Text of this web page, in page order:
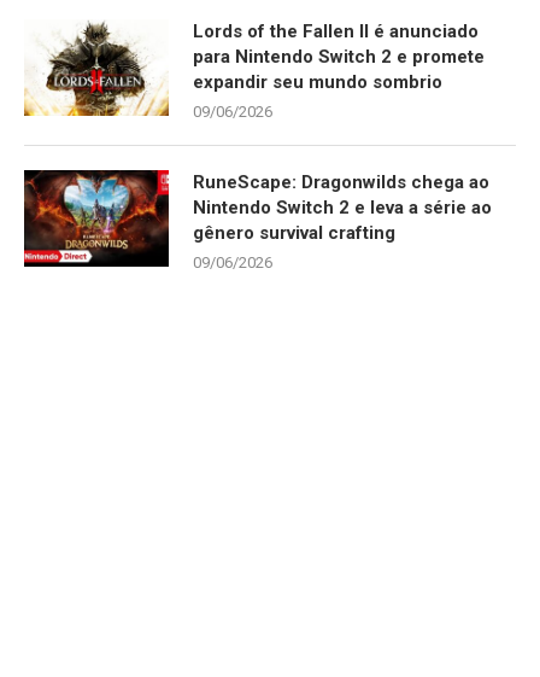
Lords of the Fallen II é anunciado
para Nintendo Switch 2 e promete
expandir seu mundo sombrio
09/06/2026
RuneScape: Dragonwilds chega ao
Nintendo Switch 2 e leva a série ao
gênero survival crafting
09/06/2026